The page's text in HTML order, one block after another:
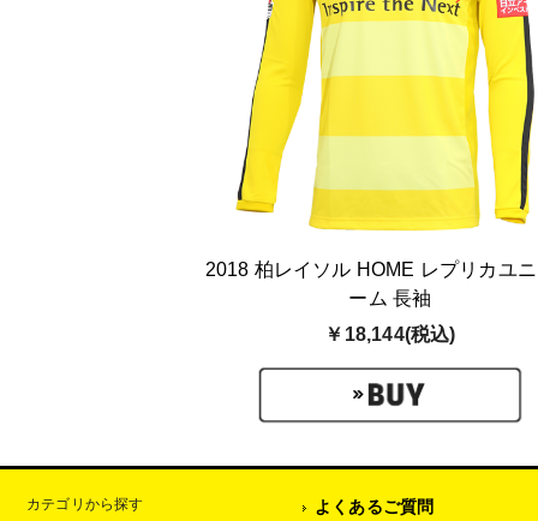
2018 柏レイソル HOME レプリカユ
ーム 長袖
￥18,144(税込)
カテゴリから探す
よくあるご質問